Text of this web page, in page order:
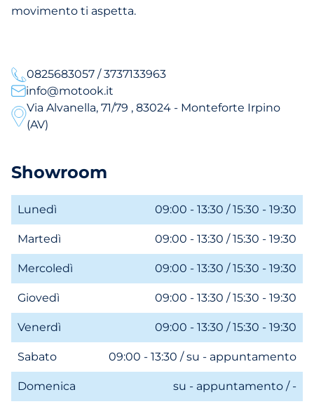
movimento ti aspetta.
0825683057 / 3737133963
info@motook.it
Via Alvanella, 71/79 , 83024 - Monteforte Irpino
(AV)
Showroom
Lunedì 09:00 - 13:30 / 15:30 - 19:30
Martedì 09:00 - 13:30 / 15:30 - 19:30
Mercoledì 09:00 - 13:30 / 15:30 - 19:30
Giovedì 09:00 - 13:30 / 15:30 - 19:30
Venerdì 09:00 - 13:30 / 15:30 - 19:30
Sabato 09:00 - 13:30 / su - appuntamento
Domenica su - appuntamento / -